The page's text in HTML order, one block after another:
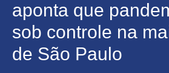
aponta que
sob controle na
de São Paulo